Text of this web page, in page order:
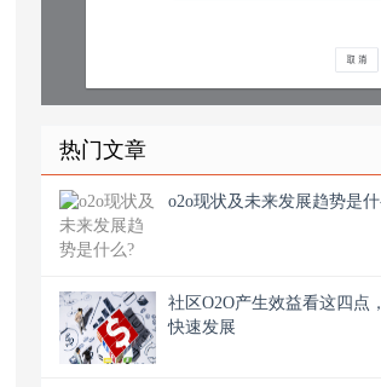
热门文章
o2o现状及未来发展趋势是
社区O2O产生效益看这四点
快速发展